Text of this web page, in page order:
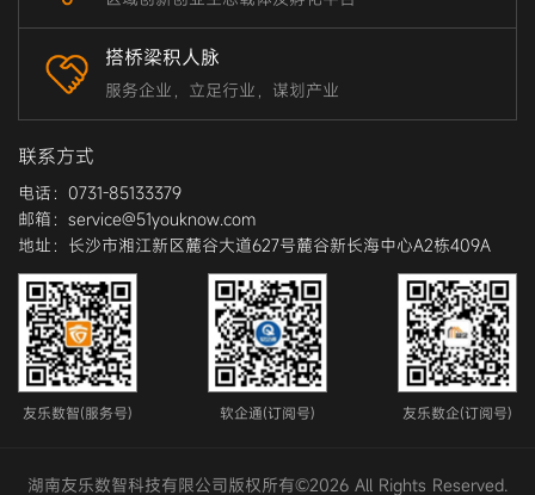
搭桥梁积人脉
服务企业，立足行业，谋划产业
联系方式
电话：0731-85133379
邮箱：service@51youknow.com
地址：长沙市湘江新区麓谷大道627号麓谷新长海中心A2栋409A
友乐数智(服务号) 软企通(订阅号) 友乐数企(订阅号)
湖南友乐数智科技有限公司版权所有©2026 All Rights Reserved.